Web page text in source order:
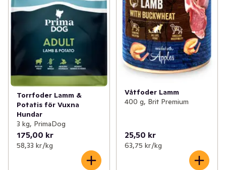
Torrfoder Lamm &
Potatis för Vuxna
Hundar
3 kg, PrimaDog
175,00 kr
58,33 kr /kg
Våtfoder Lamm
400 g, Brit Premium
25,50 kr
63,75 kr /kg